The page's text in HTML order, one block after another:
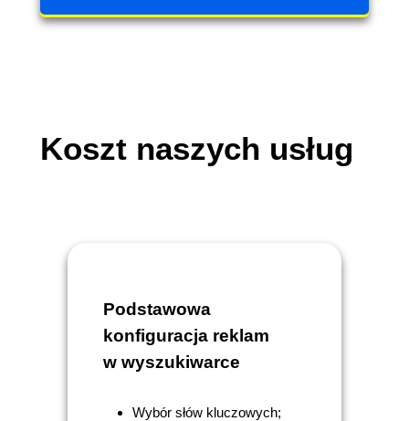
Koszt naszych usług
Wybór słów kluczowych;
Podstawowa
konfiguracja reklam
w wyszukiwarce